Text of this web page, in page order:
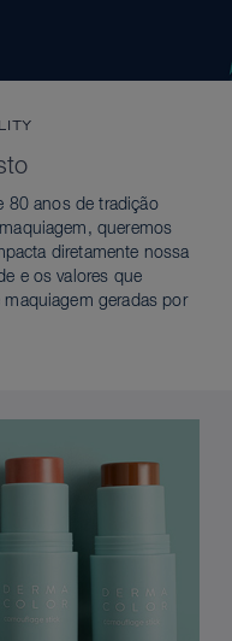
80 anos de tradição
queremos
diretamente nossa
e os valores que
geradas por